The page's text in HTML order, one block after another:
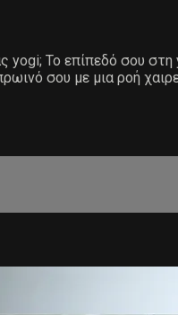
Το επίπεδό σου στη
σου με μια ροή